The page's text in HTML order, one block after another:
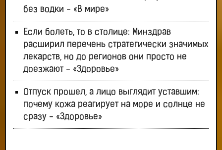
без водки - «В мире»
Если болеть, то в столице: Минздрав
расширил перечень стратегически значимых
лекарств, но до регионов они просто не
доезжают - «Здоровье»
Отпуск прошел, а лицо выглядит уставшим:
почему кожа реагирует на море и солнце не
сразу - «Здоровье»